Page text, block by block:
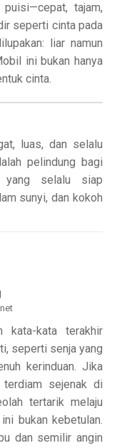
tajam,
seperti cinta pada
liar namun
ini bukan hanya
cinta.
luas, dan selalu
pelindung bagi
yang selalu siap
sunyi, dan kokoh
kata-kata terakhir
seperti senja yang
kerinduan. Jika
sejenak di
tertarik melaju
bukan kebetulan.
dan semilir angin